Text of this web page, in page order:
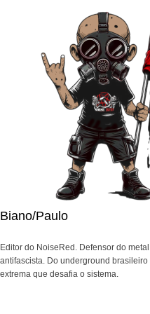
Biano/Paulo
Editor do NoiseRed. Defensor do
antifascista. Do underground
extrema que desafia o sistema.